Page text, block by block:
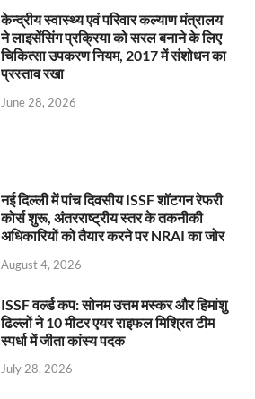
केन्‍द्रीय स्वास्थ्य एवं परिवार कल्याण मंत्रालय
ने लाइसेंसिंग प्रक्रिया को सरल बनाने के लिए
चिकित्सा उपकरण नियम, 2017 में संशोधन का
प्रस्ताव रखा
June 28, 2026
नई दिल्ली में पांच दिवसीय ISSF शॉटगन रेफरी
कोर्स शुरू, अंतरराष्ट्रीय स्तर के तकनीकी
अधिकारियों को तैयार करने पर NRAI का जोर
August 4, 2026
ISSF वर्ल्ड कप: सोनम उत्तम मस्कर और हिमांशु
ढिल्लों ने 10 मीटर एयर राइफल मिश्रित टीम
स्पर्धा में जीता कांस्य पदक
July 28, 2026